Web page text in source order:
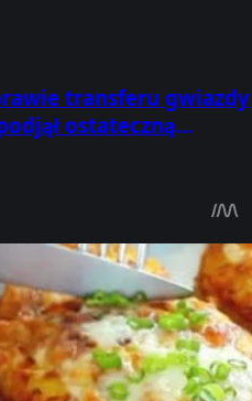
transferu gwiazdy
ostateczną